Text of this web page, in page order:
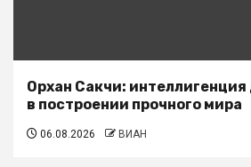
Орхан Сакчи:
в построении прочного мира
06.08.2026 ВИАН